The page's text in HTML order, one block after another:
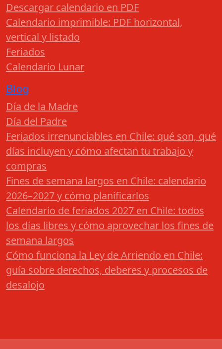
Descargar calendario en PDF
Calendario imprimible: PDF horizontal,
vertical y listado
Feriados
Calendario Lunar
Blog
Día de la Madre
Día del Padre
Feriados irrenunciables en Chile: qué son, qué
días incluyen y cómo afectan tu trabajo y
compras
Fines de semana largos en Chile: calendario
2026–2027 y cómo planificarlos
Calendario de feriados 2027 en Chile: todos
los días libres y cómo aprovechar los fines de
semana largos
Cómo funciona la Ley de Arriendo en Chile:
guía sobre derechos, deberes y procesos de
desalojo